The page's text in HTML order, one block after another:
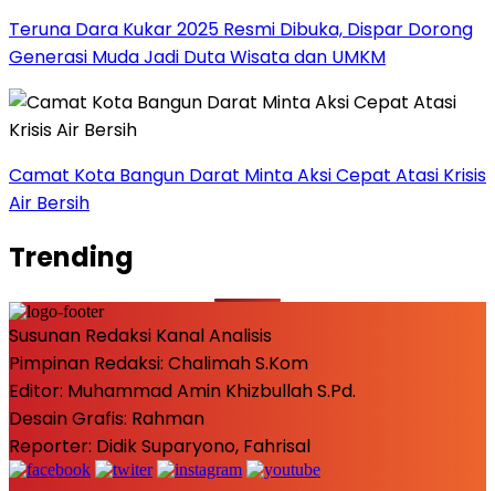
Teruna Dara Kukar 2025 Resmi Dibuka, Dispar Dorong
Generasi Muda Jadi Duta Wisata dan UMKM
Camat Kota Bangun Darat Minta Aksi Cepat Atasi Krisis
Air Bersih
Trending
Susunan Redaksi Kanal Analisis
Pimpinan Redaksi: Chalimah S.Kom
Editor: Muhammad Amin Khizbullah S.Pd.
Desain Grafis: Rahman
Reporter: Didik Suparyono, Fahrisal